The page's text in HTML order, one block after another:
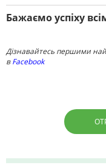
Бажаємо успіху
Дізнавайтесь першими
вFacebook